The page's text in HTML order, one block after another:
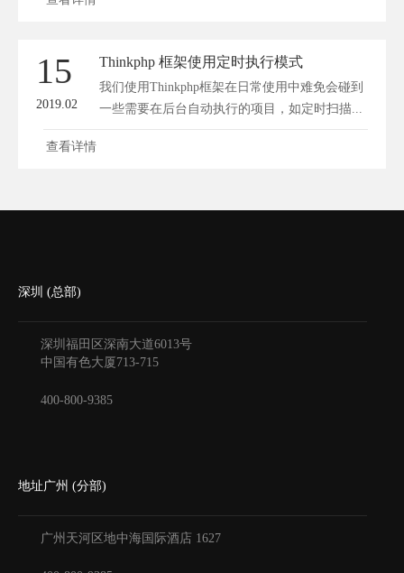
15
2019.02
Thinkphp 框架使用定时执行模式
我们使用Thinkphp框架在日常使用中难免会碰到
一些需要在后台自动执行的项目，如定时扫描...
查看详情
深圳 (总部)
深圳福田区深南大道6013号
中国有色大厦713-715
400-800-9385
地址广州 (分部)
广州天河区地中海国际酒店 1627